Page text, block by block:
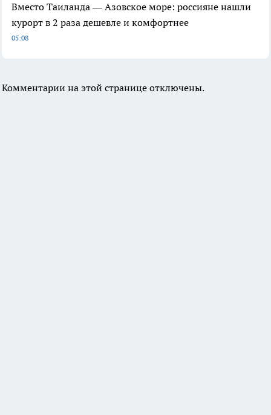
Вместо Таиланда — Азовское море: россияне нашли
курорт в 2 раза дешевле и комфортнее
05:08
Комментарии на этой странице отключены.